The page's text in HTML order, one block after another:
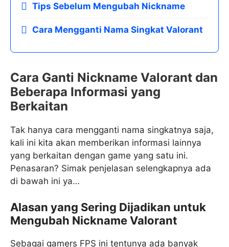
Tips Sebelum Mengubah Nickname
Cara Mengganti Nama Singkat Valorant
Cara Ganti Nickname Valorant dan
Beberapa Informasi yang
Berkaitan
Tak hanya cara mengganti nama singkatnya saja,
kali ini kita akan memberikan informasi lainnya
yang berkaitan dengan game yang satu ini.
Penasaran? Simak penjelasan selengkapnya ada
di bawah ini ya…
Alasan yang Sering Dijadikan untuk
Mengubah Nickname Valorant
Sebagai gamers FPS ini tentunya ada banyak